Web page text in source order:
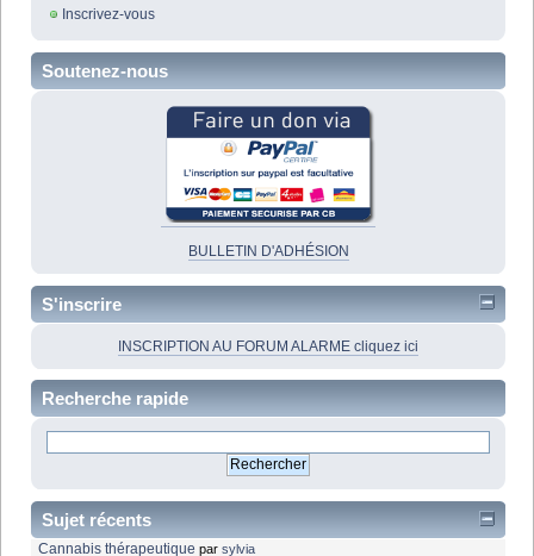
Inscrivez-vous
Soutenez-nous
BULLETIN D'ADHÉSION
S'inscrire
INSCRIPTION AU FORUM ALARME cliquez ici
Recherche rapide
Sujet récents
Cannabis thérapeutique parsylvia